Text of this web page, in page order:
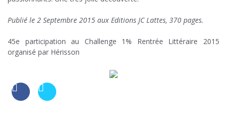
Publié le 2 Septembre 2015 aux Editions JC Lattes, 370 pages.
45e participation au Challenge 1% Rentrée Littéraire 2015
organisé par Hérisson